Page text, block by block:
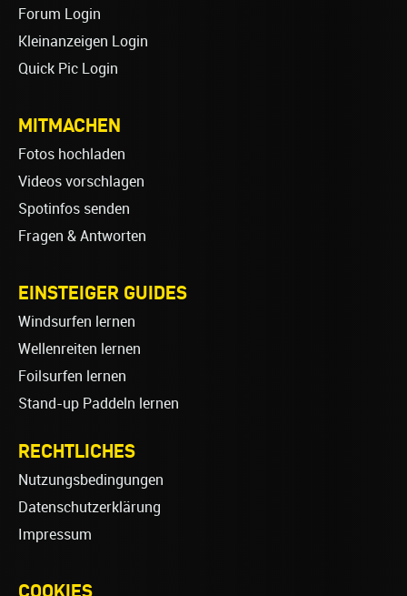
Forum Login
Kleinanzeigen Login
Quick Pic Login
MITMACHEN
Fotos hochladen
Videos vorschlagen
Spotinfos senden
Fragen & Antworten
EINSTEIGER GUIDES
Windsurfen lernen
Wellenreiten lernen
Foilsurfen lernen
Stand-up Paddeln lernen
RECHTLICHES
Nutzungsbedingungen
Datenschutzerklärung
Impressum
COOKIES